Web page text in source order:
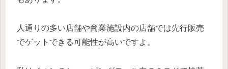
人通りの多い店舗や商業施設内の店舗では先行販売
でゲットできる可能性が高いですよ。